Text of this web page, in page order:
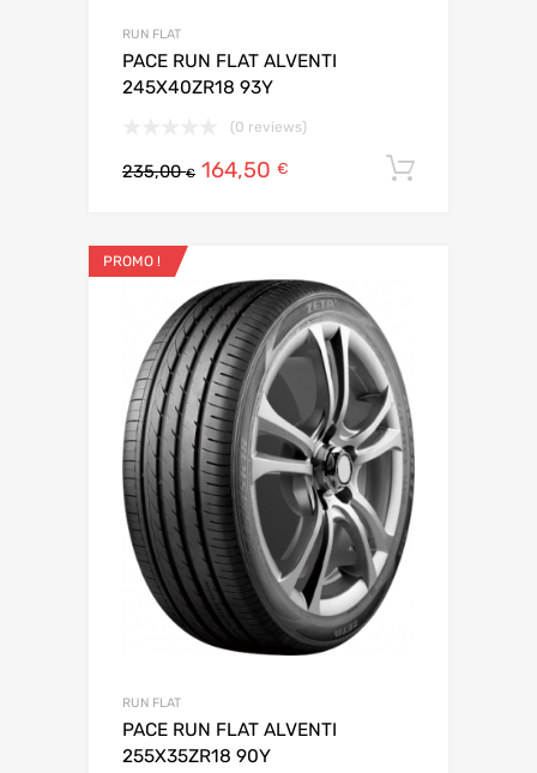
RUN FLAT
PACE RUN FLAT ALVENTI
245X40ZR18 93Y
(0 reviews)
235,00€ 164,50 €
PROMO !
RUN FLAT
PACE RUN FLAT ALVENTI
255X35ZR18 90Y